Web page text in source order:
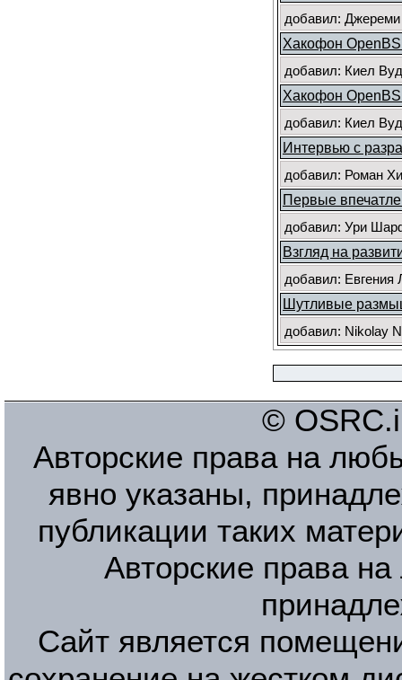
добавил:
Хакофон
добавил: Киел
Хакофон
добавил: Киел
Интервью с
добавил: Роман
Первые
добавил: Ури
Взгляд на
добавил: Евгения
Шутливые
добавил: Nikolay
©
Авторские права на
явно указаны,
публикации таких
Авторские права
Сайт является